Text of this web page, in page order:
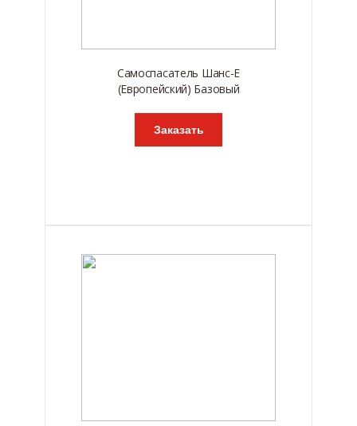
Самоспасатель Шанс-Е
(Европейский) Базовый
Заказать